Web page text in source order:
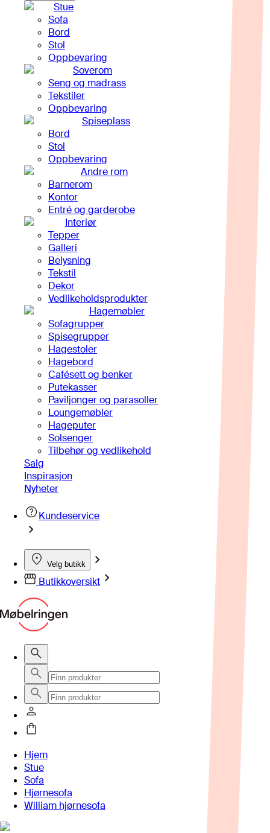
Stue
Sofa
Bord
Stol
Oppbevaring
Soverom
Seng og madrass
Tekstiler
Oppbevaring
Spiseplass
Bord
Stol
Oppbevaring
Andre rom
Barnerom
Kontor
Entré og garderobe
Interiør
Tepper
Galleri
Belysning
Tekstil
Dekor
Vedlikeholdsprodukter
Hagemøbler
Sofagrupper
Spisegrupper
Hagestoler
Hagebord
Cafésett og benker
Putekasser
Paviljonger og parasoller
Loungemøbler
Hageputer
Solsenger
Tilbehør og vedlikehold
Salg
Inspirasjon
Nyheter
Kundeservice
Velg butikk
Butikkoversikt
Hjem
Stue
Sofa
Hjørnesofa
William hjørnesofa